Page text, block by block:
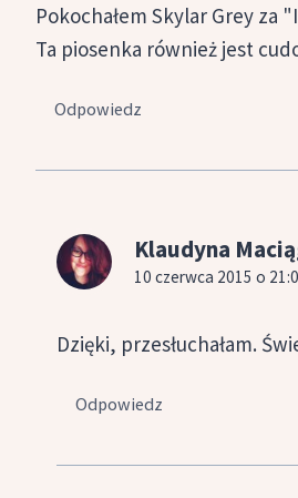
Pokochałem Skylar Grey za
Ta piosenka również jest
Odpowiedz
Klaudyna
10 czerwca 2015 o
Dzięki, przesłuchałam.
Odpowiedz